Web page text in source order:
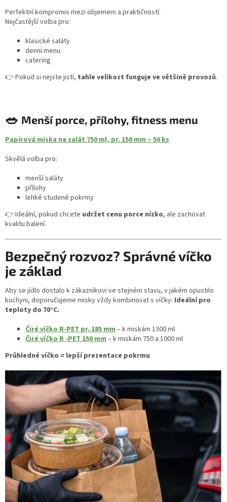
Perfektní kompromis mezi objemem a praktičností.
Nejčastější volba pro:
klasické saláty
denní menu
catering
👉 Pokud si nejste jistí, tahle velikost funguje ve většině provozů.
🥗 Menší porce, přílohy, fitness menu
Papírová miska na salát 750 ml, pr. 150 mm – 50 ks
Skvělá volba pro:
menší saláty
přílohy
lehké studené pokrmy
👉 Ideální, pokud chcete udržet cenu porce nízko, ale zachovat
kvalitu balení.
Bezpečný rozvoz? Správné víčko
je základ
Aby se jídlo dostalo k zákazníkovi ve stejném stavu, v jakém opustilo
kuchyni, doporučujeme misky vždy kombinovat s víčky: Ideální pro
teploty do 70°C.
Čiré víčko R-PET pr. 185 mm– k miskám 1300 ml
Čiré víčkoR -PET 150 mm– k miskám 750 a 1000 ml
Průhledné víčko = lepší prezentace pokrmu